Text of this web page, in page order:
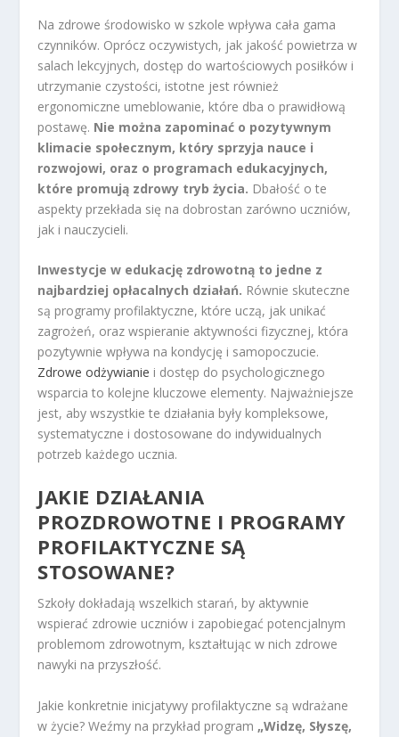
Na zdrowe środowisko w szkole wpływa cała gama
czynników. Oprócz oczywistych, jak jakość powietrza w
salach lekcyjnych, dostęp do wartościowych posiłków i
utrzymanie czystości, istotne jest również
ergonomiczne umeblowanie, które dba o prawidłową
postawę. Nie można zapominać o pozytywnym
klimacie społecznym, który sprzyja nauce i
rozwojowi, oraz o programach edukacyjnych,
które promują zdrowy tryb życia. Dbałość o te
aspekty przekłada się na dobrostan zarówno uczniów,
jak i nauczycieli.
Inwestycje w edukację zdrowotną to jedne z
najbardziej opłacalnych działań. Równie skuteczne
są programy profilaktyczne, które uczą, jak unikać
zagrożeń, oraz wspieranie aktywności fizycznej, która
pozytywnie wpływa na kondycję i samopoczucie.
Zdrowe odżywianie i dostęp do psychologicznego
wsparcia to kolejne kluczowe elementy. Najważniejsze
jest, aby wszystkie te działania były kompleksowe,
systematyczne i dostosowane do indywidualnych
potrzeb każdego ucznia.
JAKIE DZIAŁANIA
PROZDROWOTNE I PROGRAMY
PROFILAKTYCZNE SĄ
STOSOWANE?
Szkoły dokładają wszelkich starań, by aktywnie
wspierać zdrowie uczniów i zapobiegać potencjalnym
problemom zdrowotnym, kształtując w nich zdrowe
nawyki na przyszłość.
Jakie konkretnie inicjatywy profilaktyczne są wdrażane
w życie? Weźmy na przykład program „Widzę, Słyszę,